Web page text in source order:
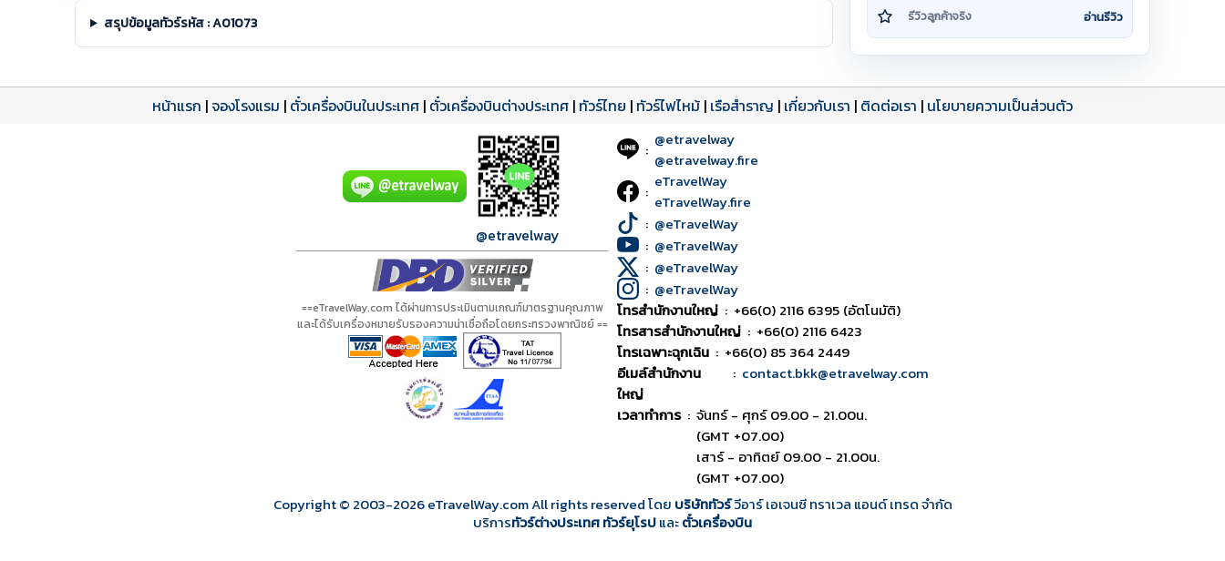
สรุปข้อมูลทัวร์รหัส : A01073 รีวิวลูกค้าจริง อ่านรีวิว
หน้าแรก |จองโรงแรม | ตั๋วเครื่องบินในประเทศ | ตั๋วเครื่องบินต่างประเทศ | ทัวร์ไทย | ทัวร์ไฟไหม้ | เรือสำราญ | เกี่ยวกับเรา | ติดต่อเรา | นโยบายความเป็นส่วนตัว
@etravelway
==eTravelWay.com ได้ผ่านการประเมินตามเกณฑ์มาตรฐานคุณภาพ
และได้รับเครื่องหมายรับรองความน่าเชื่อถือโดยกระทรวงพาณิชย์ ==
: @etravelway
@etravelway.fire
: eTravelWay
eTravelWay.fire
: @eTravelWay
: @eTravelWay
: @eTravelWay
: @eTravelWay
โทรสำนักงานใหญ่ : +66(0) 2116 6395 (อัตโนมัติ)
โทรสารสำนักงานใหญ่ : +66(0) 2116 6423
โทรเฉพาะฉุกเฉิน : +66(0) 85 364 2449
อีเมล์สำนักงาน
ใหญ่
: contact.bkk@etravelway.com
เวลาทำการ : จันทร์ - ศุกร์ 09.00 - 21.00น.
(GMT +07.00)
เสาร์ - อาทิตย์ 09.00 - 21.00น.
(GMT +07.00)
Copyright © 2003-2026eTravelWay.com All rights reserved โดย บริษัททัวร์วีอาร์ เอเจนซี ทราเวล แอนด์ เทรด จำกัด
บริการทัวร์ต่างประเทศทัวร์ยุโรปและตั๋วเครื่องบิน